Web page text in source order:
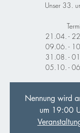
Unser 33.
21.04. -
09.06. -
31.08. -
05.10. -
Nennung wird
um 19:00